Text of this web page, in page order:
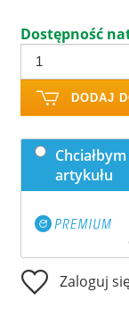
Dostępność
DODAJ
artykułu
Zaloguj